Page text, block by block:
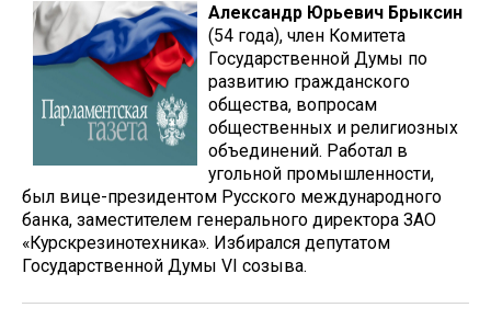
Александр Юрьевич Брыксин
(54 года), член Комитета
Государственной Думы по
развитию гражданского
общества, вопросам
общественных и религиозных
объединений. Работал в
угольной промышленности,
был вице-президентом Русского международного
банка, заместителем генерального директора ЗАО
«Курскрезинотехника». Избирался депутатом
Государственной Думы VI созыва.